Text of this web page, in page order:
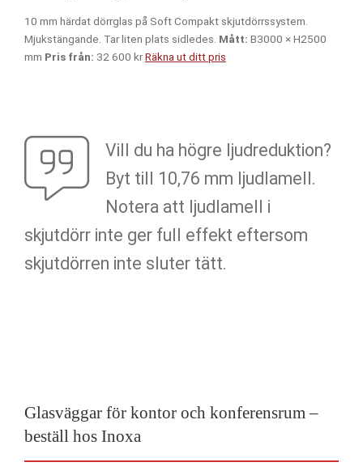
10 mm härdat dörrglas på Soft Compakt skjutdörrssystem.
Mjukstängande. Tar liten plats sidledes. Mått: B3000 × H2500
mm Pris från: 32 600 krRäkna ut ditt pris
Vill du ha högre ljudreduktion?
Byt till 10,76 mm ljudlamell.
Notera att ljudlamell i
skjutdörr inte ger full effekt eftersom
skjutdörren inte sluter tätt.
Glasväggar för kontor och konferensrum –
beställ hos Inoxa